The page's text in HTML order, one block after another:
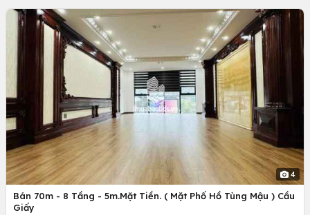
4
Bán 70m - 8 Tầng - 5m.Mặt Tiền. ( Mặt Phố Hồ Tùng Mậu ) Cầu
Giấy